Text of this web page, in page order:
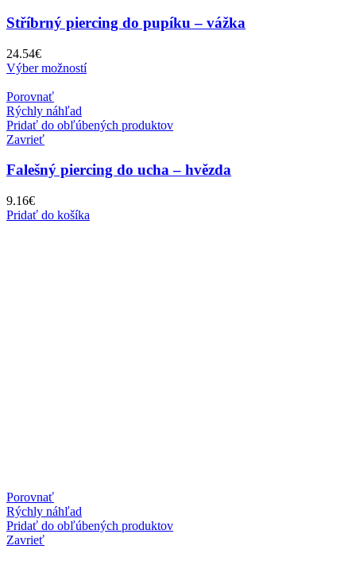
Stříbrný piercing do pupíku – vážka
24.54€
Výber možností
Porovnať
Rýchly náhľad
Pridať do obľúbených produktov
Zavrieť
Falešný piercing do ucha – hvězda
9.16€
Pridať do košíka
Porovnať
Rýchly náhľad
Pridať do obľúbených produktov
Zavrieť